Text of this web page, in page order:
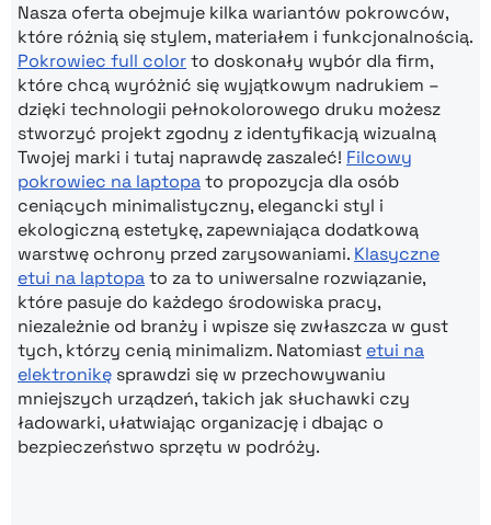
Nasza oferta obejmuje kilka wariantów pokrowców,
które różnią się stylem, materiałem i funkcjonalnością.
Pokrowiec full colorto doskonały wybór dla firm,
które chcą wyróżnić się wyjątkowym nadrukiem –
dzięki technologii pełnokolorowego druku możesz
stworzyć projekt zgodny z identyfikacją wizualną
Twojej marki i tutaj naprawdę zaszaleć! Filcowy
pokrowiec na laptopato propozycja dla osób
ceniących minimalistyczny, elegancki styl i
ekologiczną estetykę, zapewniająca dodatkową
warstwę ochrony przed zarysowaniami. Klasyczne
etui na laptopato za to uniwersalne rozwiązanie,
które pasuje do każdego środowiska pracy,
niezależnie od branży i wpisze się zwłaszcza w gust
tych, którzy cenią minimalizm. Natomiast etui na
elektronikę sprawdzi się w przechowywaniu
mniejszych urządzeń, takich jak słuchawki czy
ładowarki, ułatwiając organizację i dbając o
bezpieczeństwo sprzętu w podróży.